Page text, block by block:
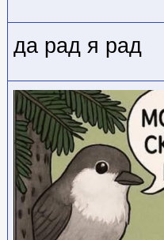
да рад я рад